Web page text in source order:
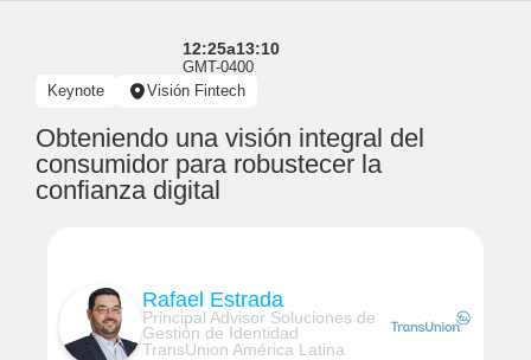
12:25a13:10
GMT-0400
Keynote
Visión Fintech
Obteniendo una visión integral del
consumidor para robustecer la
confianza digital
Rafael Estrada
Principal Advisor Soluciones de
Gestión de Identidad
TransUnion América Latina